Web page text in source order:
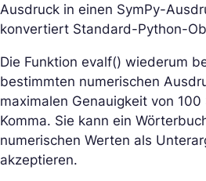
Ausdruck in einen SymPy-
konvertiert Standard-Python-
Die Funktion evalf() wiederum
bestimmten numerischen
maximalen Genauigkeit von
Komma. Sie kann ein
numerischen Werten als
akzeptieren.